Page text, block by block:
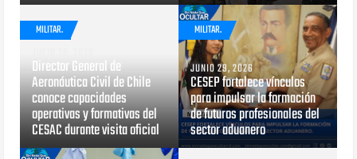
MILITAR.
Director General de
Aeronáutica Civil de Chile
conoce capacidades
operativas y formativas del
CESAC durante visita oficial
MILITAR.
JUNIO 29, 2026
CESEP fortalece vínculos
para impulsar la formación
de futuros profesionales del
sector aduanero